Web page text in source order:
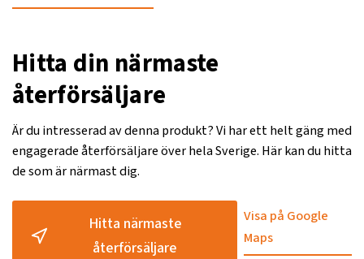
Hitta din närmaste
återförsäljare
Är du intresserad av denna produkt? Vi har ett helt gäng med
engagerade återförsäljare över hela Sverige. Här kan du hitta
de som är närmast dig.
Hitta närmaste
återförsäljare
Visa på Google
Maps